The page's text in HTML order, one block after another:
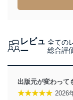
法令遵守
に、これらの
す。
レビュ
ー
総合評
全ての
出版元が変わって
★★★★★ 2026